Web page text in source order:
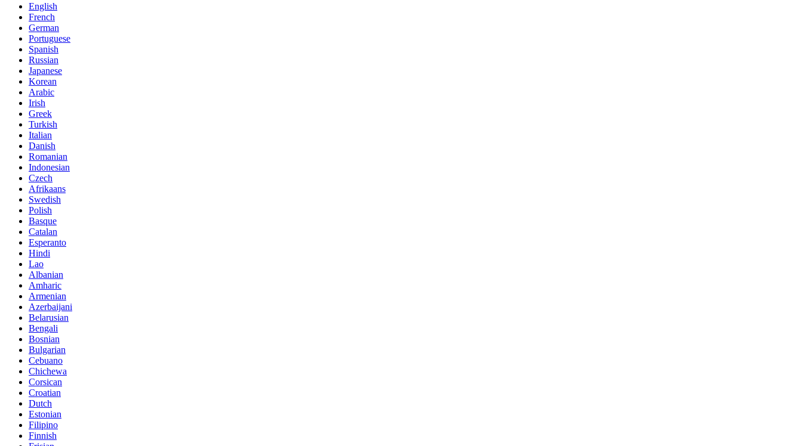
English
French
German
Portuguese
Spanish
Russian
Japanese
Korean
Arabic
Irish
Greek
Turkish
Italian
Danish
Romanian
Indonesian
Czech
Afrikaans
Swedish
Polish
Basque
Catalan
Esperanto
Hindi
Lao
Albanian
Amharic
Armenian
Azerbaijani
Belarusian
Bengali
Bosnian
Bulgarian
Cebuano
Chichewa
Corsican
Croatian
Dutch
Estonian
Filipino
Finnish